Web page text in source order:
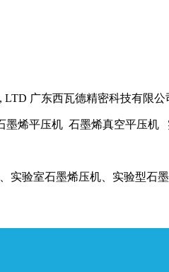
广东西瓦德精密科技有限公
墨烯平压机 石墨烯真空平压
实验室石墨烯压机、实验型